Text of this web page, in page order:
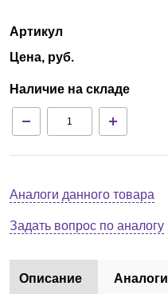
Партнеры
Доставка и оплата
Контакты
Артикул
Цена, руб.
Наличие на складе
Аналоги данного товара
Задать вопрос по аналогу
Описание Аналоги